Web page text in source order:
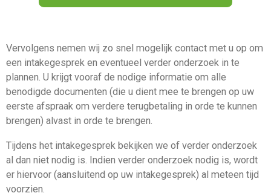
Vervolgens nemen wij zo snel mogelijk contact met u op om
een intakegesprek en eventueel verder onderzoek in te
plannen. U krijgt vooraf de nodige informatie om alle
benodigde documenten (die u dient mee te brengen op uw
eerste afspraak om verdere terugbetaling in orde te kunnen
brengen) alvast in orde te brengen.
Tijdens het intakegesprek bekijken we of verder onderzoek
al dan niet nodig is. Indien verder onderzoek nodig is, wordt
er hiervoor (aansluitend op uw intakegesprek) al meteen tijd
voorzien.